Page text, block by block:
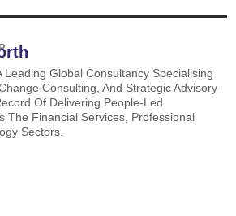
Leading Global Consultancy Specialising
Consulting, And Strategic Advisory
Of Delivering People-Led
The Financial Services, Professional
Sectors.